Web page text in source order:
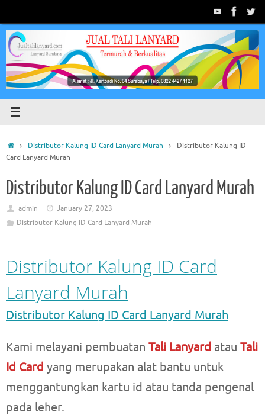
content
HomeDistributor Kalung ID Card Lanyard Murah
Distributor Kalung ID
Card Lanyard Murah
Distributor Kalung ID Card Lanyard Murah
admin
January 27, 2023
Distributor Kalung ID Card Lanyard Murah
Distributor Kalung ID Card
Lanyard Murah
Distributor Kalung ID Card Lanyard Murah
Kami melayani pembuatan Tali Lanyard atau Tali
Id Card yang merupakan alat bantu untuk
menggantungkan kartu id atau tanda pengenal
pada leher.